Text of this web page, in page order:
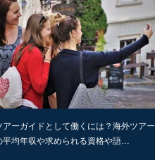
アーガイドとして働くには？海外ツアー
平均年収や求められる資格や語…